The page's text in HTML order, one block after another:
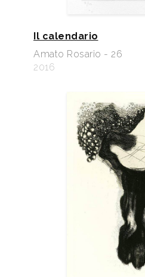
Il calendario
Amato Rosario - 26
2016